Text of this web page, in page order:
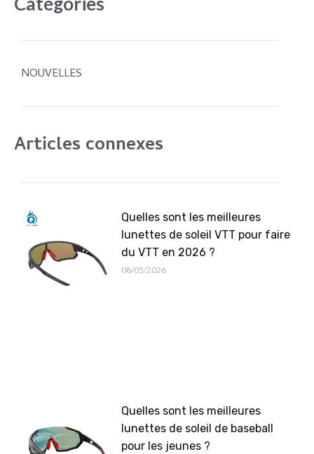
NOUVELLES
Articles connexes
Quelles sont les meilleures
lunettes de soleil VTT pour faire
du VTT en 2026 ?
08/05/2026
Quelles sont les meilleures
lunettes de soleil de baseball
pour les jeunes ?